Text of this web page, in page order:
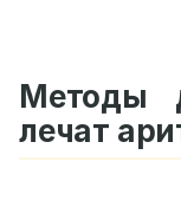
Методы
лечат